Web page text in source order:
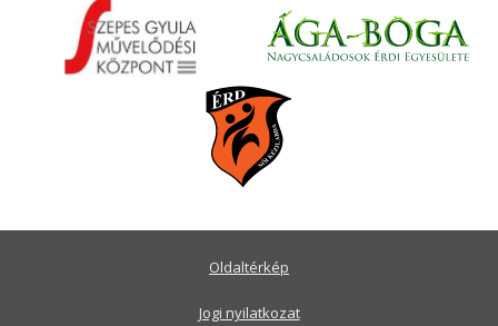
Oldaltérkép
Jogi nyilatkozat